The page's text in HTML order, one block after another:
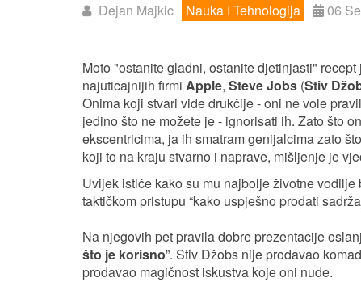
Dejan Majkic Nauka I Tehnologija 06
Moto "ostanite gladni, ostanite djetinjasti"
najuticajnijih firmi Apple, Steve Jobs (Stiv
Onima koji stvari vide drukčije - oni ne vole
jedino što ne možete je - ignorisati ih. Zato što
ekscentricima, ja ih smatram genijalcima zato
koji to na kraju stvarno i naprave, mišljenje je
Uvijek ističe kako su mu najbolje životne
taktičkom pristupu “kako uspješno prodati
Na njegovih pet pravila dobre prezentacije
što je korisno”. Stiv Džobs nije prodavao
prodavao magičnost iskustva koje oni nude.